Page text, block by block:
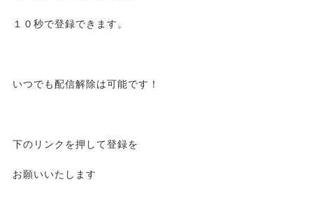
１０秒で登録できます。
いつでも配信解除は可能です！
下のリンクを押して登録を
お願いいたします